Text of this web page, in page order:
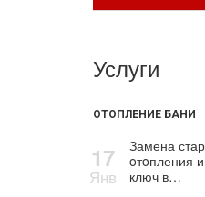
Услуги
ОТОПЛЕНИЕ БАНИ
17
Янв
Замена
oтoпления
ключ в…